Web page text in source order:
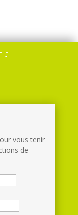
:
vous tenir
de